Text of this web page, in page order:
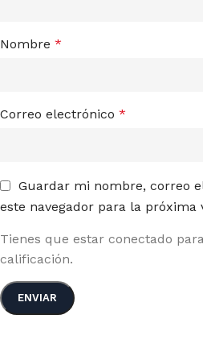
Nombre *
Correo electrónico *
Guardar mi nombre, correo
este navegador para la próxima
Tienes que estar conectado
calificación.